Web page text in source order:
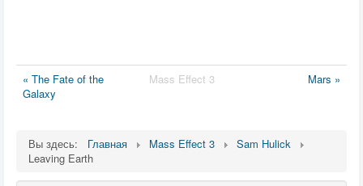
« The Fate of the
Galaxy
Mass Effect 3 Mars »
Вы здесь: Главная Mass Effect 3
Sam Hulick
Leaving Earth